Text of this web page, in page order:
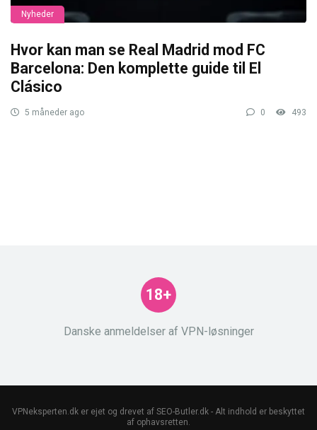
Nyheder
Hvor kan man se Real Madrid mod FC
Barcelona: Den komplette guide til El
Clásico
5 måneder ago 0 493
Danske anmeldelser af VPN-løsninger
18+
VPNeksperten.dk er ejet og drevet af SEO-Butler.dk - Alt indhold er beskyttet
af ophavsretten.